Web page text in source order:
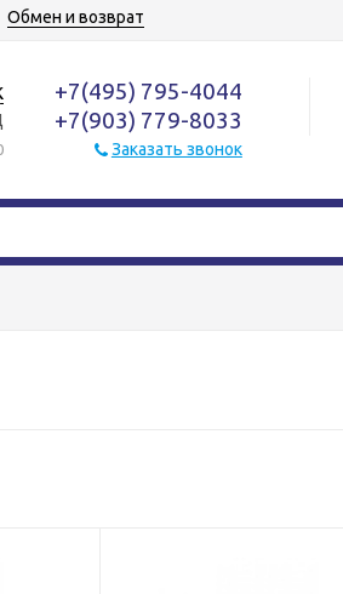
Обмен и возврат
+7(495) 795-4044
+7(903) 779-8033
Заказать звонок